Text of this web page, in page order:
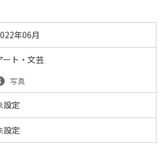
年06月
ート・文芸
写真
設定
設定